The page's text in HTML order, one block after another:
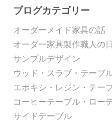
ブログカテゴリー
オーダーメイド家具の話
オーダー家具製作職人の
サンプルデザイン
ウッド・スラブ・テーブ
エポキシ・レジン・テー
コーヒーテーブル・ロー
サイドテーブル